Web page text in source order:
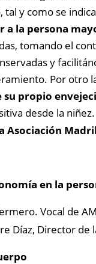
tal y como se
a la persona
tomando el
y
Por otro
su propio
desde la niñez.
Asociación
en la
Vocal de
Díaz, Director de